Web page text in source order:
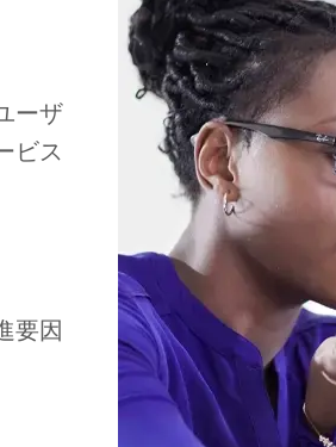
ーザ
ビス
要因